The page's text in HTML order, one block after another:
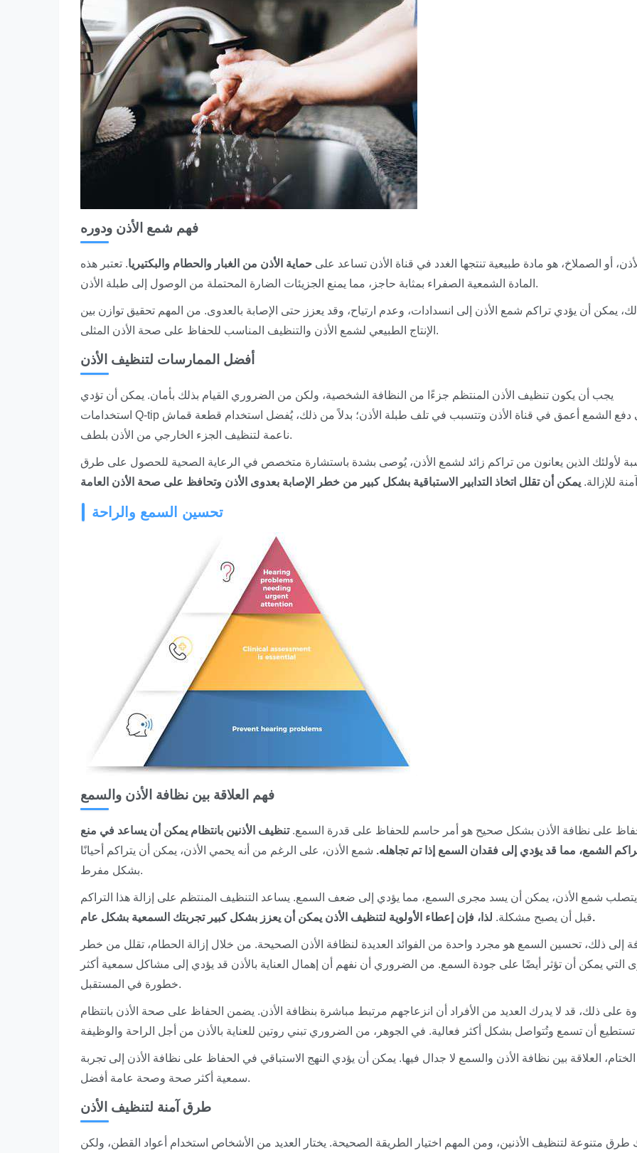
فهم شمع الأذن ودوره
أو الصملاخ، هو مادة طبيعية تنتجها الغدد في قناة الأذن تساعد على حماية الأذن من الغبار والحطام والبكتيريا. تعتبر هذه
المادة الشمعية الصفراء بمثابة حاجز، مما يمنع الجزيئات الضارة المحتملة من الوصول إلى طبلة الأذن.
يمكن أن يؤدي تراكم شمع الأذن إلى انسدادات، وعدم ارتياح، وقد يعزز حتى الإصابة بالعدوى. من المهم تحقيق توازن بين
الإنتاج الطبيعي لشمع الأذن والتنظيف المناسب للحفاظ على صحة الأذن المثلى.
أفضل الممارسات لتنظيف الأذن
يجب أن يكون تنظيف الأذن المنتظم جزءًا من النظافة الشخصية، ولكن من الضروري القيام بذلك بأمان. يمكن أن تؤدي
استخدامات Q-tip إلى دفع الشمع أعمق في قناة الأذن وتتسبب في تلف طبلة الأذن؛ بدلاً من ذلك، يُفضل استخدام قطعة قماش
ناعمة لتنظيف الجزء الخارجي من الأذن بلطف.
لأولئك الذين يعانون من تراكم زائد لشمع الأذن، يُوصى بشدة باستشارة متخصص في الرعاية الصحية للحصول على طرق
آمنة للإزالة. يمكن أن تقلل اتخاذ التدابير الاستباقية بشكل كبير من خطر الإصابة بعدوى الأذن وتحافظ على صحة الأذن العامة
تحسين السمع والراحة
فهم العلاقة بين نظافة الأذن والسمع
على نظافة الأذن بشكل صحيح هو أمر حاسم للحفاظ على قدرة السمع.تنظيف الأذنين بانتظام يمكن أن يساعد في منع
الشمع، مما قد يؤدي إلى فقدان السمع إذا تم تجاهله. شمع الأذن، على الرغم من أنه يحمي الأذن، يمكن أن يتراكم أحيانًا
بشكل مفرط.
شمع الأذن، يمكن أن يسد مجرى السمع، مما يؤدي إلى ضعف السمع. يساعد التنظيف المنتظم على إزالة هذا التراكم
قبل أن يصبح مشكلة.لذا، فإن إعطاء الأولوية لتنظيف الأذن يمكن أن يعزز بشكل كبير تجربتك السمعية بشكل عام.
إلى ذلك، تحسين السمع هو مجرد واحدة من الفوائد العديدة لنظافة الأذن الصحيحة. من خلال إزالة الحطام، تقلل من خطر
التي يمكن أن تؤثر أيضًا على جودة السمع. من الضروري أن نفهم أن إهمال العناية بالأذن قد يؤدي إلى مشاكل سمعية أكثر
خطورة في المستقبل.
على ذلك، قد لا يدرك العديد من الأفراد أن انزعاجهم مرتبط مباشرة بنظافة الأذن. يضمن الحفاظ على صحة الأذن بانتظام
العلاقة بين نظافة الأذن والسمع لا جدال فيها. يمكن أن يؤدي النهج الاستباقي في الحفاظ على نظافة الأذن إلى تجربة
سمعية أكثر صحة وصحة عامة أفضل.
طرق آمنة لتنظيف الأذن
طرق متنوعة لتنظيف الأذنين، ومن المهم اختيار الطريقة الصحيحة. يختار العديد من الأشخاص استخدام أعواد القطن، ولكن